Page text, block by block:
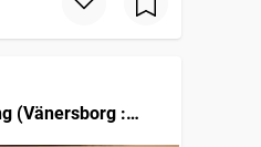
(Vänersborg :